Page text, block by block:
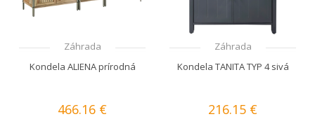
Záhrada
Kondela ALIENA prírodná
466.16 €
Záhrada
Kondela TANITA TYP 4 sivá
216.15 €